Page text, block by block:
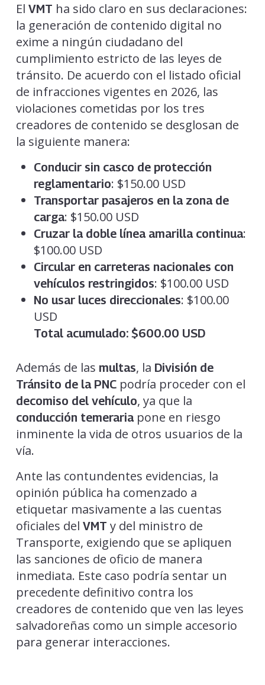
El VMT ha sido claro en sus declaraciones:
la generación de contenido digital no
exime a ningún ciudadano del
cumplimiento estricto de las leyes de
tránsito. De acuerdo con el listado oficial
de infracciones vigentes en 2026, las
violaciones cometidas por los tres
creadores de contenido se desglosan de
la siguiente manera:
Conducir sin casco de protección
reglamentario: $150.00 USD
Transportar pasajeros en la zona de
carga: $150.00 USD
Cruzar la doble línea amarilla continua:
$100.00 USD
Circular en carreteras nacionales con
vehículos restringidos: $100.00 USD
No usar luces direccionales: $100.00
USD
Total acumulado: $600.00 USD
Además de las multas, la División de
Tránsito de la PNCpodría proceder con el
decomiso del vehículo, ya que la
conducción temerariapone en riesgo
inminente la vida de otros usuarios de la
vía.
Ante las contundentes evidencias, la
opinión pública ha comenzado a
etiquetar masivamente a las cuentas
oficiales del VMT y del ministro de
Transporte, exigiendo que se apliquen
las sanciones de oficio de manera
inmediata. Este caso podría sentar un
precedente definitivo contra los
creadores de contenido que ven las leyes
salvadoreñas como un simple accesorio
para generar interacciones.